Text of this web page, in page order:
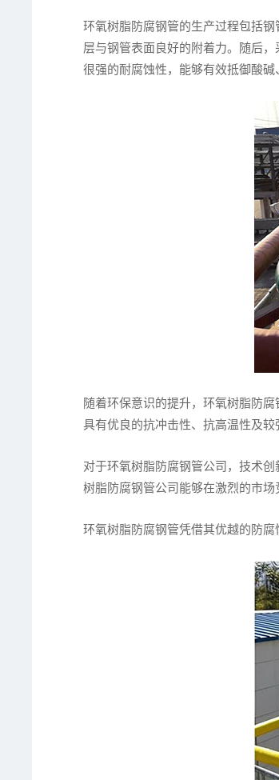
环氧树脂防腐钢管的生产过程包括
层与钢管表面良好的附着力。随后
很强的耐腐蚀性，能够有效抵御酸
随着环保意识的提升，环氧树脂防
具有优良的抗冲击性、抗高温性及
对于环氧树脂防腐钢管公司，技术
树脂防腐钢管公司能够在激烈的市
环氧树脂防腐钢管凭借其优越的防